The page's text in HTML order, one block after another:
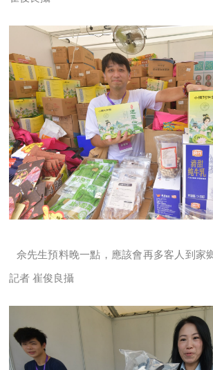
佘先生預料晚一點，應該會再多客人到家
記者 崔俊良攝